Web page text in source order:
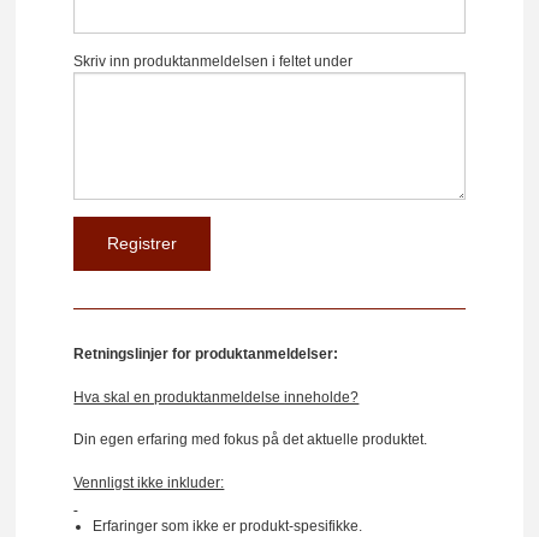
Skriv inn produktanmeldelsen i feltet under
Retningslinjer for produktanmeldelser:
Hva skal en produktanmeldelse inneholde?
Din egen erfaring med fokus på det aktuelle produktet.
Vennligst ikke inkluder:
Erfaringer som ikke er produkt-spesifikke.